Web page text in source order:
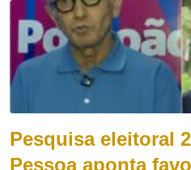
Pesquisa eleitoral
Pessoa aponta